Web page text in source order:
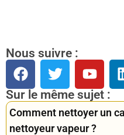
Nous suivre :
Sur le même sujet :
Comment nettoyer un
nettoyeur vapeur ?